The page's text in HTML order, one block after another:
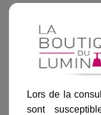
Lors de la
sont